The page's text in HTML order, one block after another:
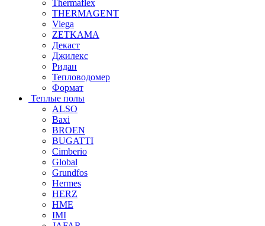
Thermaflex
THERMAGENT
Viega
ZETKAMA
Декаст
Джилекс
Ридан
Тепловодомер
Формат
Теплые полы
ALSO
Baxi
BROEN
BUGATTI
Cimberio
Global
Grundfos
Hermes
HERZ
HME
IMI